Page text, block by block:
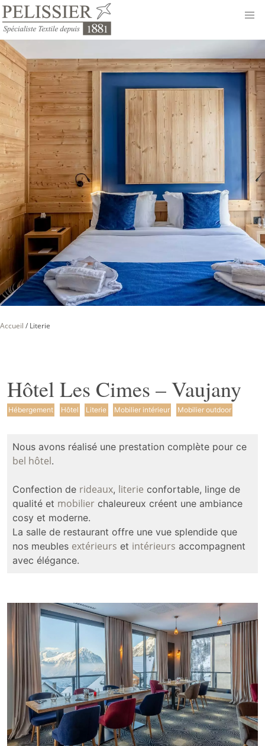
Accueil / Literie
Hôtel Les Cimes – Vaujany
Hébergement Hôtel Literie Mobilier intérieur Mobilier outdoor
Nous avons réalisé une prestation complète pour ce
bel hôtel.
Confection de rideaux, literie confortable, linge de
qualité et mobilier chaleureux créent une ambiance
cosy et moderne.
La salle de restaurant offre une vue splendide que
nos meubles extérieurs et intérieurs accompagnent
avec élégance.